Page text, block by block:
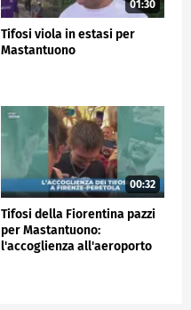
01:30
Tifosi viola in estasi per
Mastantuono
00:32
Tifosi della Fiorentina pazzi
per Mastantuono:
l'accoglienza all'aeroporto